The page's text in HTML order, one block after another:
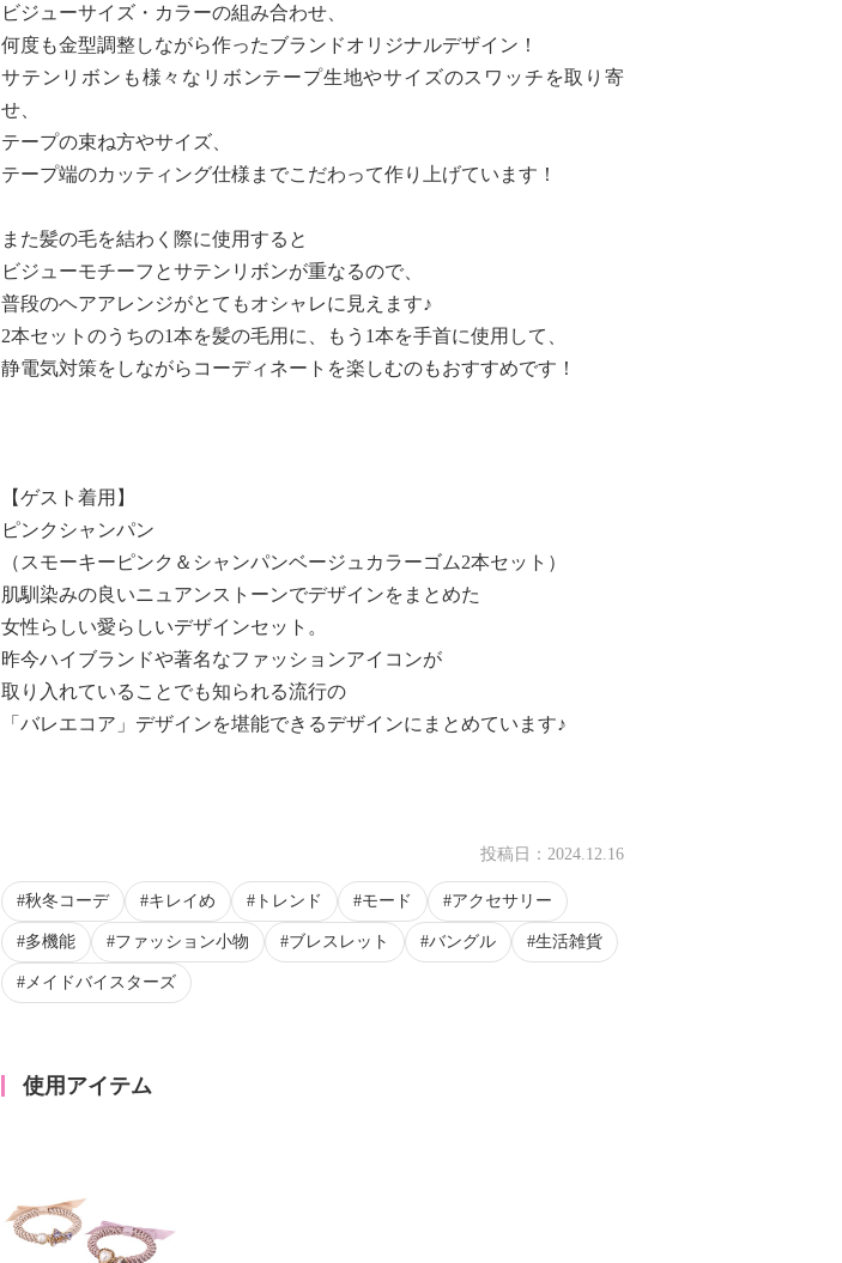
ビジューサイズ・カラーの組み合わせ、
何度も金型調整しながら作ったブランドオリジナルデザイン！
サテンリボンも様々なリボンテープ生地やサイズのスワッチを取り寄
せ、
テープの束ね方やサイズ、
テープ端のカッティング仕様までこだわって作り上げています！
また髪の毛を結わく際に使用すると
ビジューモチーフとサテンリボンが重なるので、
普段のヘアアレンジがとてもオシャレに見えます♪
2本セットのうちの1本を髪の毛用に、もう1本を手首に使用して、
静電気対策をしながらコーディネートを楽しむのもおすすめです！
【ゲスト着用】
ピンクシャンパン
（スモーキーピンク＆シャンパンベージュカラーゴム2本セット）
肌馴染みの良いニュアンストーンでデザインをまとめた
女性らしい愛らしいデザインセット。
昨今ハイブランドや著名なファッションアイコンが
取り入れていることでも知られる流行の
「バレエコア」デザインを堪能できるデザインにまとめています♪
投稿日： 2024.12.16
秋冬コーデ キレイめ トレンド モード アクセサリー
多機能 ファッション小物 ブレスレット バングル 生活雑貨
メイドバイスターズ
使用アイテム